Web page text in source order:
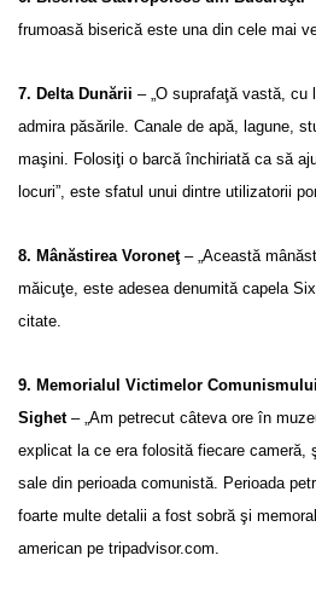
frumoasă biserică este una din cele mai
7. Delta Dunării – „O suprafaţă vastă, cu
admira păsările. Canale de apă, lagune,
maşini. Folosiţi o barcă închiriată ca să
locuri”, este sfatul unui dintre utilizatorii
8. Mânăstirea Voroneţ – „Această
măicuţe, este adesea denumită capela
citate.
9. Memorialul Victimelor
Sighet – „Am petrecut câteva ore în
explicat la ce era folosită fiecare cameră,
sale din perioada comunistă. Perioada
foarte multe detalii a fost sobră şi
american pe tripadvisor.com.